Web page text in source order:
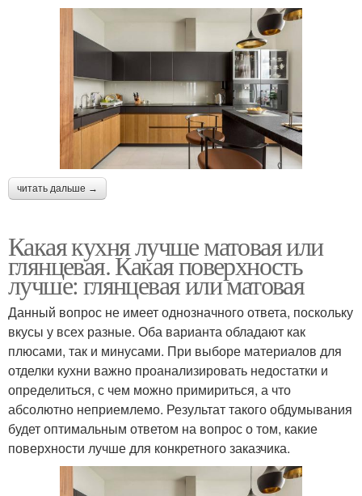
читать дальше →
Какая кухня лучше матовая или
глянцевая. Какая поверхность
лучше: глянцевая или матовая
Данный вопрос не имеет однозначного ответа, поскольку
вкусы у всех разные. Оба варианта обладают как
плюсами, так и минусами. При выборе материалов для
отделки кухни важно проанализировать недостатки и
определиться, с чем можно примириться, а что
абсолютно неприемлемо. Результат такого обдумывания
будет оптимальным ответом на вопрос о том, какие
поверхности лучше для конкретного заказчика.